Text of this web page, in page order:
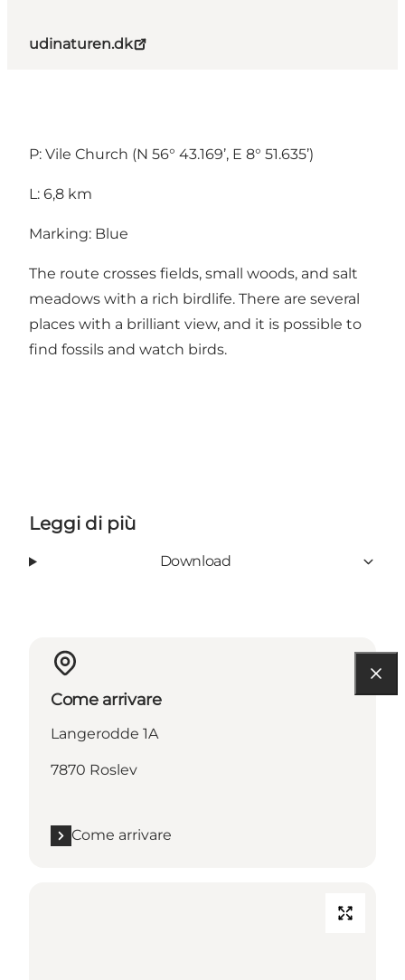
udinaturen.dk
P: Vile Church (N 56° 43.169’, E 8° 51.635’)
L: 6,8 km
Marking: Blue
The route crosses fields, small woods, and salt
meadows with a rich birdlife. There are several
places with a brilliant view, and it is possible to
find fossils and watch birds.
Leggi di più
Download
Come arrivare
Langerodde 1A
7870 Roslev
Come arrivare